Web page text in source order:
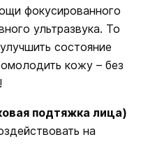
фокусированного
ультразвука. То
состояние
кожу – без
подтяжка лица)
на